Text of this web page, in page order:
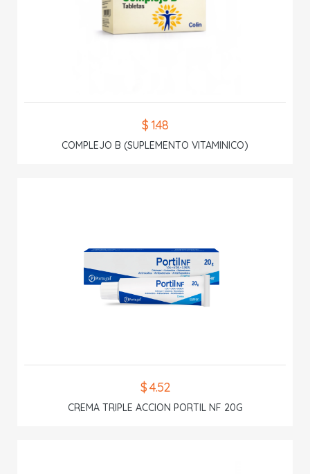
$ 1.48
COMPLEJO B (SUPLEMENTO VITAMINICO)
$ 4.52
CREMA TRIPLE ACCION PORTIL NF 20G